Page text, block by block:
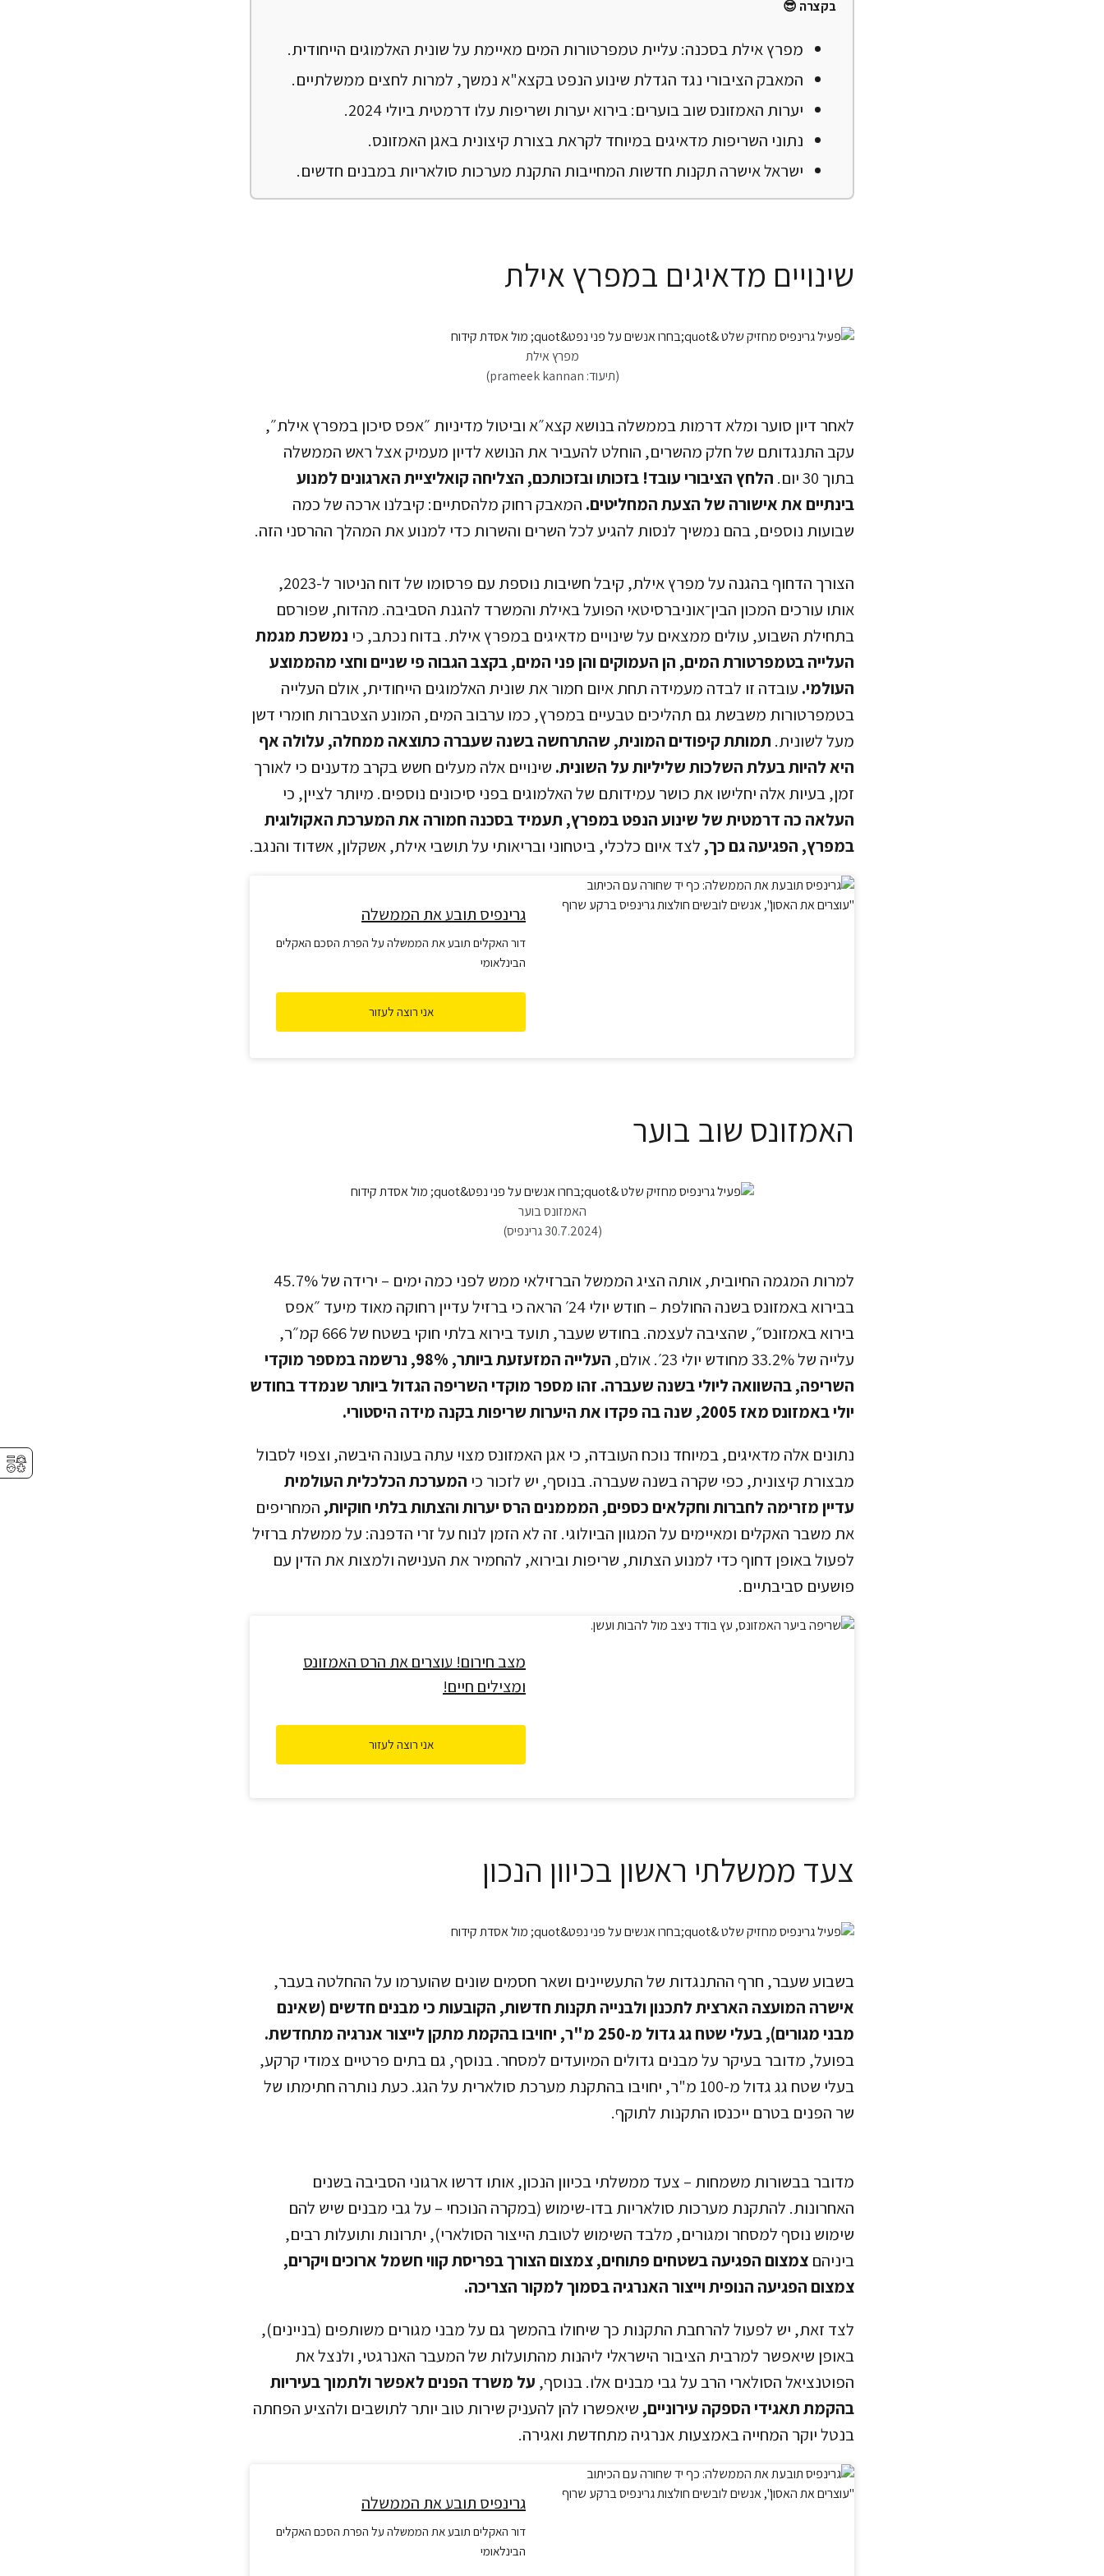
בקצרה 😎
מפרץ אילת בסכנה: עליית טמפרטורות המים מאיימת על שונית האלמוגים הייחודית.
המאבק הציבורי נגד הגדלת שינוע הנפט בקצא"א נמשך, למרות לחצים ממשלתיים.
יערות האמזונס שוב בוערים: בירוא יערות ושריפות עלו דרמטית ביולי 2024.
נתוני השריפות מדאיגים במיוחד לקראת בצורת קיצונית באגן האמזונס.
ישראל אישרה תקנות חדשות המחייבות התקנת מערכות סולאריות במבנים חדשים.
שינויים מדאיגים במפרץ אילת
מפרץ אילת
(תיעוד: prameek kannan)
לאחר דיון סוער ומלא דרמות בממשלה בנושא קצא״א וביטול מדיניות ״אפס סיכון במפרץ אילת״,
עקב התנגדותם של חלק מהשרים, הוחלט להעביר את הנושא לדיון מעמיק אצל ראש הממשלה
בתוך 30 יום.
הלחץ הציבורי עובד! בזכותו ובזכותכם, הצליחה קואליציית הארגונים למנוע
בינתיים את אישורה של הצעת המחליטים. המאבק רחוק מלהסתיים: קיבלנו ארכה של כמה
שבועות נוספים, בהם נמשיך לנסות להגיע לכל השרים והשרות כדי למנוע את המהלך ההרסני הזה.
הצורך הדחוף בהגנה על מפרץ אילת, קיבל חשיבות נוספת עם פרסומו של דוח הניטור ל-2023,
אותו עורכים המכון הבין־אוניברסיטאי הפועל באילת והמשרד להגנת הסביבה. מהדוח, שפורסם
בתחילת השבוע, עולים ממצאים על שינויים מדאיגים במפרץ אילת. בדוח נכתב, כי נמשכת מגמת
העלייה בטמפרטורת המים, הן העמוקים והן פני המים, בקצב הגבוה פי שניים וחצי מהממוצע
העולמי. עובדה זו לבדה מעמידה תחת איום חמור את שונית האלמוגים הייחודית, אולם העלייה
בטמפרטורות משבשת גם תהליכים טבעיים במפרץ, כמו ערבוב המים, המונע הצטברות חומרי דשן
מעל לשונית. תמותת קיפודים המונית, שהתרחשה בשנה שעברה כתוצאה ממחלה, עלולה אף
היא להיות בעלת השלכות שליליות על השונית. שינויים אלה מעלים חשש בקרב מדענים כי לאורך
זמן, בעיות אלה יחלישו את כושר עמידותם של האלמוגים בפני סיכונים נוספים. מיותר לציין, כי
העלאה כה דרמטית של שינוע הנפט במפרץ, תעמיד בסכנה חמורה את המערכת האקולוגית
במפרץ, הפגיעה גם כך, לצד איום כלכלי, ביטחוני ובריאותי על תושבי אילת, אשקלון, אשדוד והנגב.
גרינפיס תובע את הממשלה
דור האקלים תובע את הממשלה על הפרת הסכם האקלים
הבינלאומי
אני רוצה לעזור
האמזונס שוב בוער
האמזונס בוער
(30.7.2024 גרינפיס)
למרות המגמה החיובית, אותה הציג הממשל הברזילאי ממש לפני כמה ימים – ירידה של 45.7%
בבירוא באמזונס בשנה החולפת – חודש יולי 24׳ הראה כי ברזיל עדיין רחוקה מאוד מיעד ״אפס
בירוא באמזונס״, שהציבה לעצמה. בחודש שעבר, תועד בירוא בלתי חוקי בשטח של 666 קמ״ר,
עלייה של 33.2% מחודש יולי 23׳. אולם,
העלייה המזעזעת ביותר, 98%, נרשמה במספר מוקדי
השריפה, בהשוואה ליולי בשנה שעברה. זהו מספר מוקדי השריפה הגדול ביותר שנמדד בחודש
יולי באמזונס מאז 2005, שנה בה פקדו את היערות שריפות בקנה מידה היסטורי.
נתונים אלה מדאיגים, במיוחד נוכח העובדה, כי אגן האמזונס מצוי עתה בעונה היבשה, וצפוי לסבול
מבצורת קיצונית, כפי שקרה בשנה שעברה. בנוסף, יש לזכור כי המערכת הכלכלית העולמית
עדיין מזרימה לחברות וחקלאים כספים, המממנים הרס יערות והצתות בלתי חוקיות, המחריפים
את משבר האקלים ומאיימים על המגוון הביולוגי. זה לא הזמן לנוח על זרי הדפנה: על ממשלת ברזיל
לפעול באופן דחוף כדי למנוע הצתות, שריפות ובירוא, להחמיר את הענישה ולמצות את הדין עם
פושעים סביבתיים.
מצב חירום! עוצרים את הרס האמזונס
ומצילים חיים!
אני רוצה לעזור
צעד ממשלתי ראשון בכיוון הנכון
בשבוע שעבר, חרף ההתנגדות של התעשיינים ושאר חסמים שונים שהוערמו על ההחלטה בעבר,
אישרה המועצה הארצית לתכנון ולבנייה תקנות חדשות, הקובעות כי מבנים חדשים (שאינם
מבני מגורים), בעלי שטח גג גדול מ-250 מ"ר, יחויבו בהקמת מתקן לייצור אנרגיה מתחדשת.
בפועל, מדובר בעיקר על מבנים גדולים המיועדים למסחר. בנוסף, גם בתים פרטיים צמודי קרקע,
בעלי שטח גג גדול מ-100 מ"ר, יחויבו בהתקנת מערכת סולארית על הגג. כעת נותרה חתימתו של
שר הפנים בטרם ייכנסו התקנות לתוקף.
מדובר בבשורות משמחות – צעד ממשלתי בכיוון הנכון, אותו דרשו ארגוני הסביבה בשנים
האחרונות. להתקנת מערכות סולאריות בדו-שימוש (במקרה הנוכחי – על גבי מבנים שיש להם
שימוש נוסף למסחר ומגורים, מלבד השימוש לטובת הייצור הסולארי), יתרונות ותועלות רבים,
ביניהם צמצום הפגיעה בשטחים פתוחים, צמצום הצורך בפריסת קווי חשמל ארוכים ויקרים,
צמצום הפגיעה הנופית וייצור האנרגיה בסמוך למקור הצריכה.
לצד זאת, יש לפעול להרחבת התקנות כך שיחולו בהמשך גם על מבני מגורים משותפים (בניינים),
באופן שיאפשר למרבית הציבור הישראלי ליהנות מהתועלות של המעבר האנרגטי, ולנצל את
הפוטנציאל הסולארי הרב על גבי מבנים אלו. בנוסף, על משרד הפנים לאפשר ולתמוך בעיריות
בהקמת תאגידי הספקה עירוניים, שיאפשרו להן להעניק שירות טוב יותר לתושבים ולהציע הפחתה
בנטל יוקר המחייה באמצעות אנרגיה מתחדשת ואגירה.
גרינפיס תובע את הממשלה
דור האקלים תובע את הממשלה על הפרת הסכם האקלים
הבינלאומי
⚥︎